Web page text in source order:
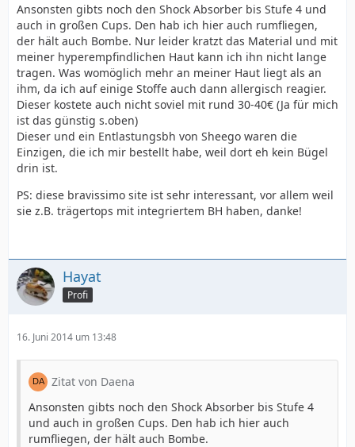
Ansonsten gibts noch den Shock Absorber bis Stufe 4 und
auch in großen Cups. Den hab ich hier auch rumfliegen,
der hält auch Bombe. Nur leider kratzt das Material und mit
meiner hyperempfindlichen Haut kann ich ihn nicht lange
tragen. Was womöglich mehr an meiner Haut liegt als an
ihm, da ich auf einige Stoffe auch dann allergisch reagier.
Dieser kostete auch nicht soviel mit rund 30-40€ (Ja für mich
ist das günstig s.oben)
Dieser und ein Entlastungsbh von Sheego waren die
Einzigen, die ich mir bestellt habe, weil dort eh kein Bügel
drin ist.
PS: diese bravissimo site ist sehr interessant, vor allem weil
sie z.B. trägertops mit integriertem BH haben, danke!
Hayat
Profi
16. Juni 2014 um 13:48
Zitat von Daena
Ansonsten gibts noch den Shock Absorber bis Stufe 4
und auch in großen Cups. Den hab ich hier auch
rumfliegen, der hält auch Bombe.